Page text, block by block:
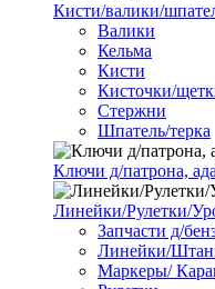
Кисти/валики/
Валики
Кельма
Кисти
Кисточки/
Стержни
Шпатель/терка
Ключи д/патрона,
Линейки/Рулетки/
Запчасти д/
Линейки/
Маркеры/